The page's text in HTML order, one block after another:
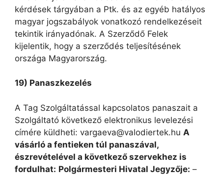
kérdések tárgyában a Ptk. és az egyéb hatályos
magyar jogszabályok vonatkozó rendelkezéseit
tekintik irányadónak. A Szerződő Felek
kijelentik, hogy a szerződés teljesítésének
országa Magyarország.
19) Panaszkezelés
A Tag Szolgáltatással kapcsolatos panaszait a
Szolgáltató következő elektronikus levelezési
címére küldheti: vargaeva@valodiertek.hu A
vásárló a fentieken túl panaszával,
észrevételével a következő szervekhez is
fordulhat: Polgármesteri Hivatal Jegyzője: –